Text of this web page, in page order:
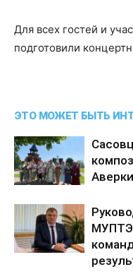
Для всех гостей и
подготовили
ЭТО МОЖЕТ БЫТЬ